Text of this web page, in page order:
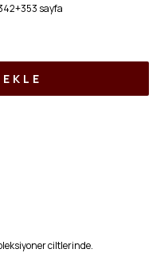
sayfa
ciltlerinde.